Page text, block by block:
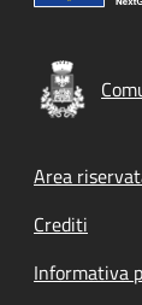
Footer
Area
Crediti
Informativa